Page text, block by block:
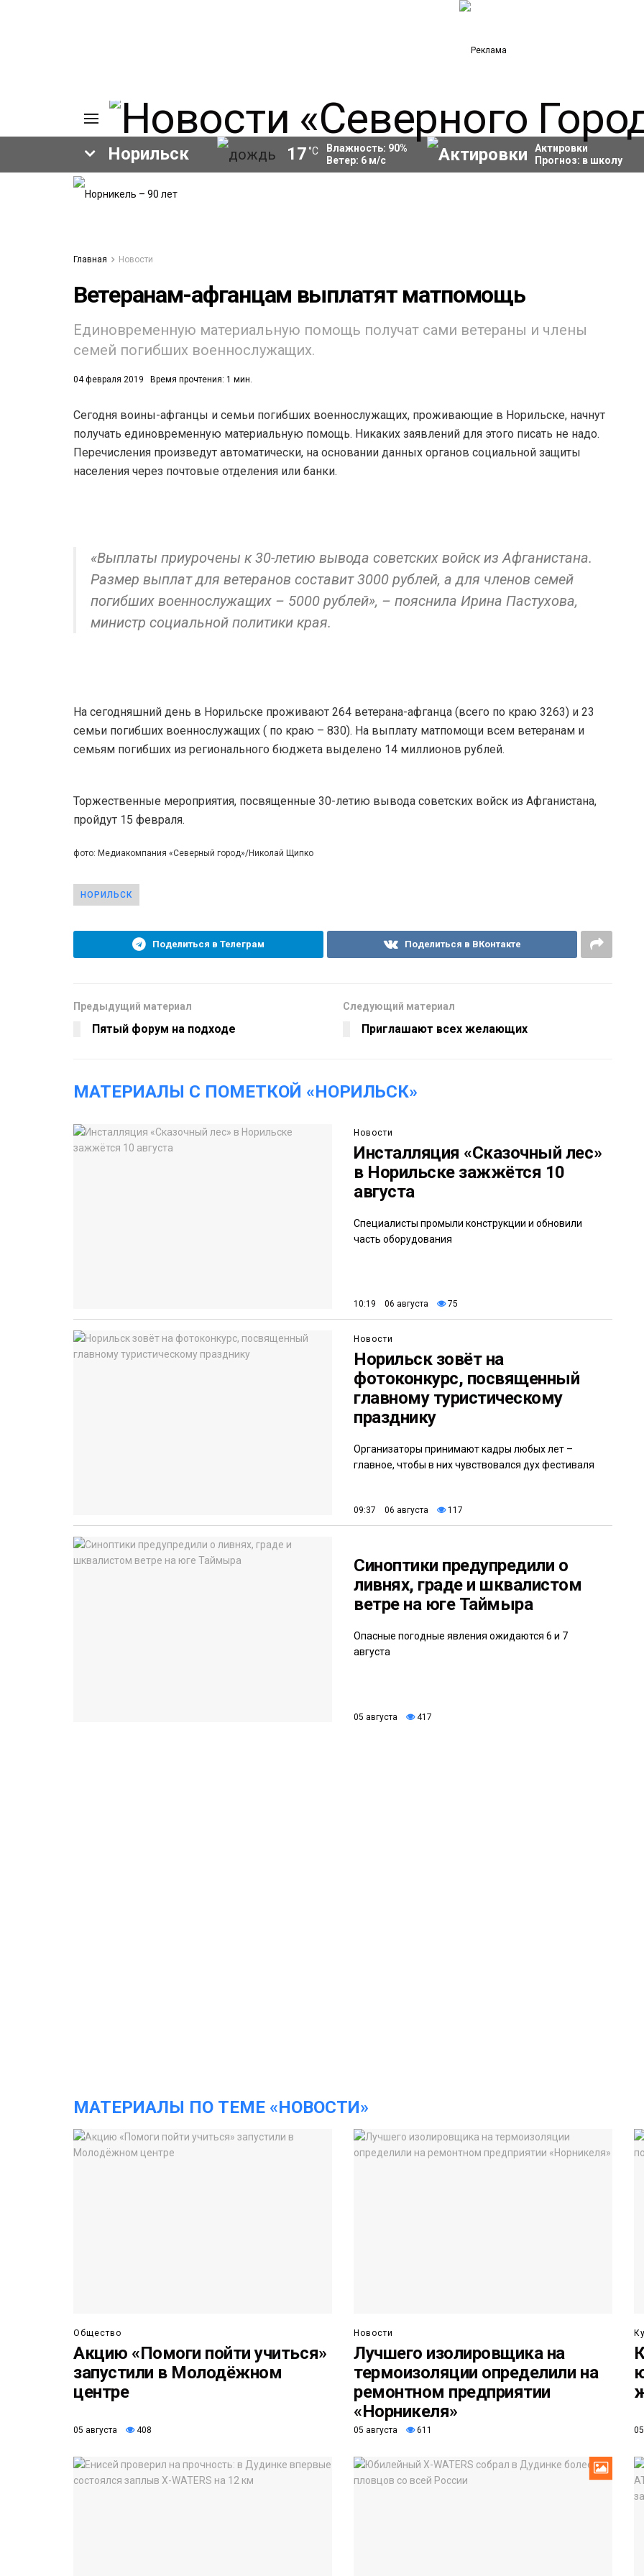
Норильск 17 °C Влажность: 90%
Ветер: 6м/с
Актировки
Прогноз: в школу
Главная Новости
Ветеранам-афганцам выплатят матпомощь
Единовременную материальную помощь получат сами ветераны и члены
семей погибших военнослужащих.
04 февраля 2019 Время прочтения: 1 мин.
Сегодня воины-афганцы и семьи погибших военнослужащих, проживающие в Норильске, начнут
получать единовременную материальную помощь. Никаких заявлений для этого писать не надо.
Перечисления произведут автоматически, на основании данных органов социальной защиты
населения через почтовые отделения или банки.
«Выплаты приурочены к 30-летию вывода советских войск из Афганистана.
Размер выплат для ветеранов составит 3000 рублей, а для членов семей
погибших военнослужащих – 5000 рублей», – пояснила Ирина Пастухова,
министр социальной политики края.
На сегодняшний день в Норильске проживают 264 ветерана-афганца (всего по краю 3263) и 23
семьи погибших военнослужащих ( по краю – 830). На выплату матпомощи всем ветеранам и
семьям погибших из регионального бюджета выделено 14 миллионов рублей.
Торжественные мероприятия, посвященные 30-летию вывода советских войск из Афганистана,
пройдут 15 февраля.
фото: Медиакомпания «Северный город»/Николай Щипко
НОРИЛЬСК
Поделиться в Телеграм Поделиться в ВКонтакте
Предыдущий материал
Пятый форум на подходе
Следующий материал
Приглашают всех желающих
МАТЕРИАЛЫ С ПОМЕТКОЙ «НОРИЛЬСК»
Новости
Инсталляция «Сказочный лес»
в Норильске зажжётся 10
августа
Специалисты промыли конструкции и обновили
часть оборудования
10:19 06 августа 75
Новости
Норильск зовёт на
фотоконкурс, посвященный
главному туристическому
празднику
Организаторы принимают кадры любых лет –
главное, чтобы в них чувствовался дух фестиваля
09:37 06 августа 117
Синоптики предупредили о
ливнях, граде и шквалистом
ветре на юге Таймыра
Опасные погодные явления ожидаются 6 и 7
августа
05 августа 417
МАТЕРИАЛЫ ПО ТЕМЕ «НОВОСТИ»
Общество
Акцию «Помоги пойти учиться»
запустили в Молодёжном
центре
05 августа 408
Новости
Лучшего изолировщика на
термоизоляции определили на
ремонтном предприятии
«Норникеля»
05 августа 611